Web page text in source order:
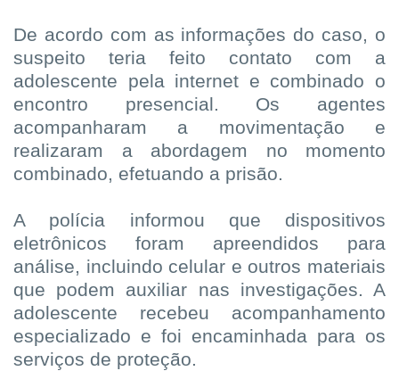
De acordo com as informações do caso, o
suspeito teria feito contato com a
adolescente pela internet e combinado o
encontro presencial. Os agentes
acompanharam a movimentação e
realizaram a abordagem no momento
combinado, efetuando a prisão.
A polícia informou que dispositivos
eletrônicos foram apreendidos para
análise, incluindo celular e outros materiais
que podem auxiliar nas investigações. A
adolescente recebeu acompanhamento
especializado e foi encaminhada para os
serviços de proteção.